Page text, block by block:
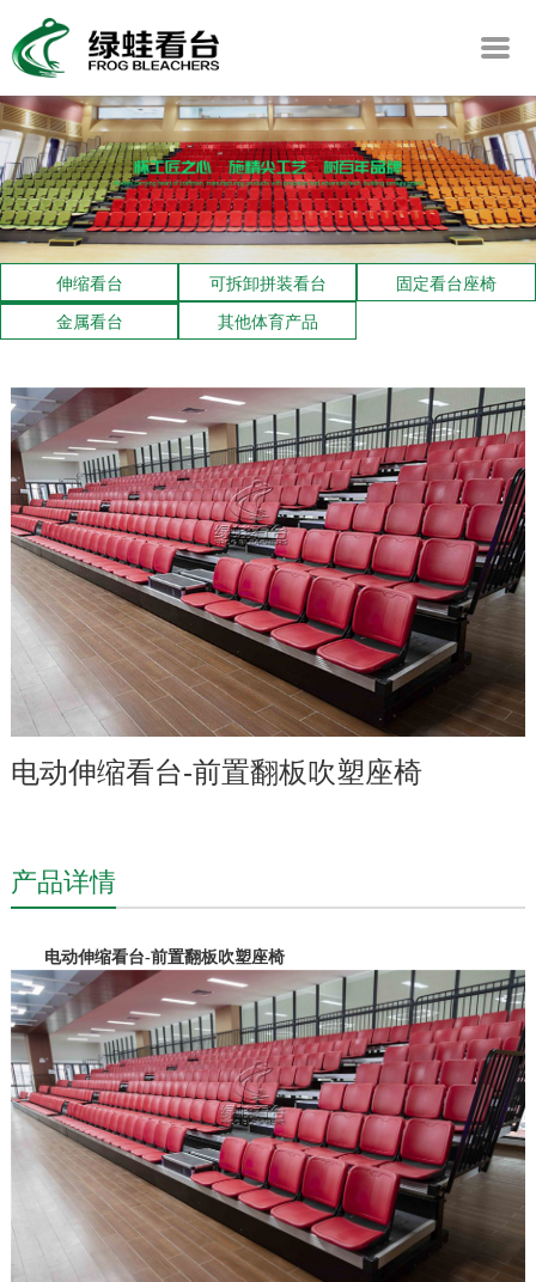
伸缩看台 可拆卸拼装看台
固定看台座椅
金属看台
其他体育产品
电动伸缩看台-前置翻板吹塑座椅
产品详情
电动伸缩看台-前置翻板吹塑座椅